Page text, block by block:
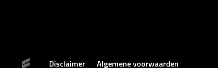
Disclaimer Algemene voorwaarden